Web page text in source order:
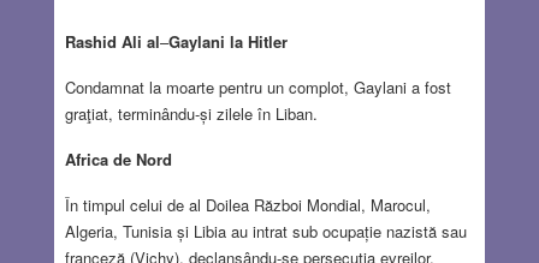
Rashid Ali al–Gaylani la Hitler
Condamnat la moarte pentru un complot, Gaylani a fost
graţiat, terminându-și zilele în Liban.
Africa de Nord
În timpul celui de al Doilea Război Mondial, Marocul,
Algeria, Tunisia și Libia au intrat sub ocupație nazistă sau
franceză (Vichy), declanșându-se persecuția evreilor.